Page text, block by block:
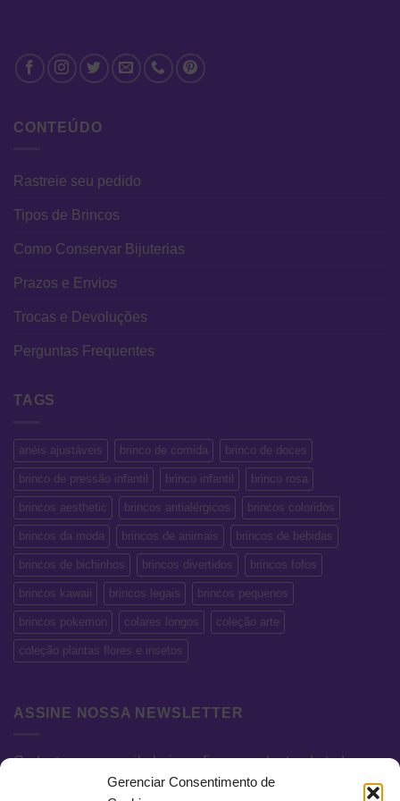
Gerenciar Consentimento de
CONTEÚDO
Rastreie seu pedido
Tipos de Brincos
Como Conservar Bijuterias
Prazos e Envios
Trocas e Devoluções
Perguntas Frequentes
TAGS
anéis ajustáveis brinco de comida brinco de doces
brinco de pressão infantil brinco infantil brinco rosa
brincos aesthetic brincos antialérgicos brincos coloridos
brincos da moda brincos de animais brincos de bebidas
brincos de bichinhos brincos divertidos brincos fofos
brincos kawaii brincos legais brincos pequenos
brincos pokemon colares longos coleção arte
coleção plantas flores e insetos
ASSINE NOSSA NEWSLETTER
Cadastre seu e-mail abaixo e fique por dentro de todas as
novidades e promoções exclusivas.